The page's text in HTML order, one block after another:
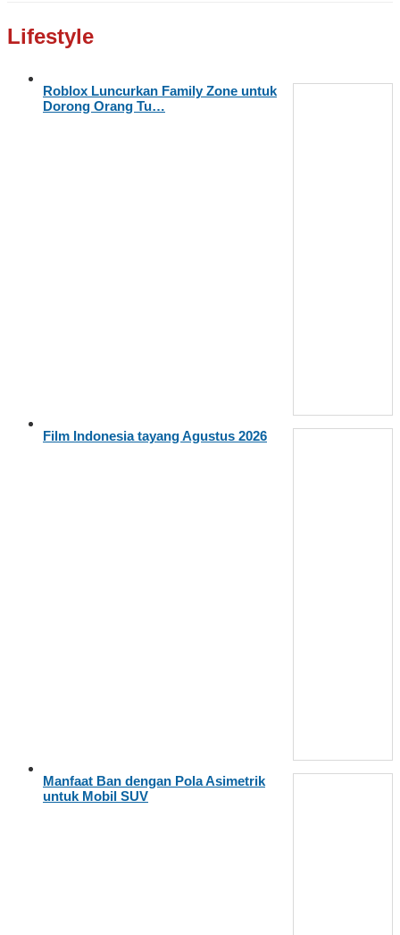
Lifestyle
Roblox Luncurkan Family Zone untuk
Dorong Orang Tu…
Film Indonesia tayang Agustus 2026
Manfaat Ban dengan Pola Asimetrik
untuk Mobil SUV